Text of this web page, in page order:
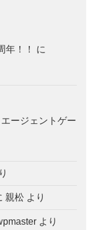
年！！ に
ージェントゲー
親松 より
より